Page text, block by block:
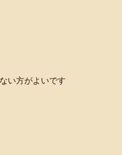
い方がよいです